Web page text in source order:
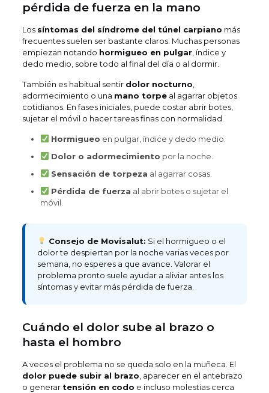
pérdida de fuerza en la mano
Los síntomas del síndrome del túnel carpiano más
frecuentes suelen ser bastante claros. Muchas personas
empiezan notando hormigueo en pulgar, índice y
dedo medio, sobre todo al final del día o al dormir.
También es habitual sentir dolor nocturno
adormecimiento o una mano torpeal agarrar objetos
cotidianos. En fases iniciales, puede costar abrir botes,
sujetar el móvil o hacer tareas finas con normalidad.
Hormigueo en pulgar, índice y dedo medio.
Dolor o adormecimiento por la noche.
Sensación de torpeza al agarrar cosas.
Pérdida de fuerza al abrir botes o sujetar el
móvil.
Consejo de Movisalut: Si el hormigueo o el
dolor te despiertan por la noche varias veces por
semana, no esperes a que avance. Valorar el
problema pronto suele ayudar a aliviar antes los
síntomas y evitar más pérdida de fuerza.
Cuándo el dolor sube al brazo o
hasta el hombro
A veces el problema no se queda solo en la muñeca. El
dolor puede subir al brazo , aparecer en el antebrazo
o generar tensión en codo e incluso molestias cerca